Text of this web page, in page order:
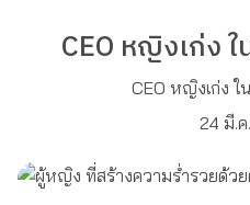
CEO หญิงเก่ง
CEO หญิงเก่ง
24 มี.ค